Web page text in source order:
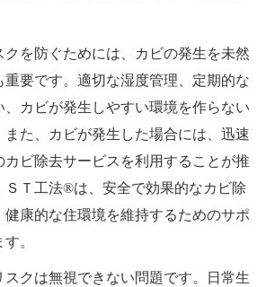
クを防ぐためには、カビの発生を未然
重要です。適切な湿度管理、定期的な
、カビが発生しやすい環境を作らない
また、カビが発生した場合には、迅速
カビ除去サービスを利用することが推
ＳＴ工法®は、安全で効果的なカビ除
健康的な住環境を維持するためのサポ
。
スクは無視できない問題です。日常生